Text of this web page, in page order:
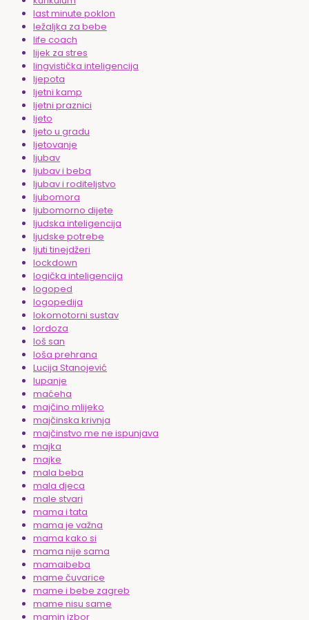
last minute poklon
ležaljka za bebe
life coach
lijek za stres
lingvistička inteligencija
ljepota
ljetni kamp
ljetni praznici
ljeto
ljeto u gradu
ljetovanje
ljubav
ljubav i beba
ljubav i roditeljstvo
ljubomora
ljubomorno dijete
ljudska inteligencija
ljudske potrebe
ljuti tinejdžeri
lockdown
logička inteligencija
logoped
logopedija
lokomotorni sustav
lordoza
loš san
loša prehrana
Lucija Stanojević
lupanje
maćeha
majčino mlijeko
majčinska krivnja
majčinstvo me ne ispunjava
majka
majke
mala beba
mala djeca
male stvari
mama i tata
mama je važna
mama kako si
mama nije sama
mamaibeba
mame čuvarice
mame i bebe zagreb
mame nisu same
mamin izbor